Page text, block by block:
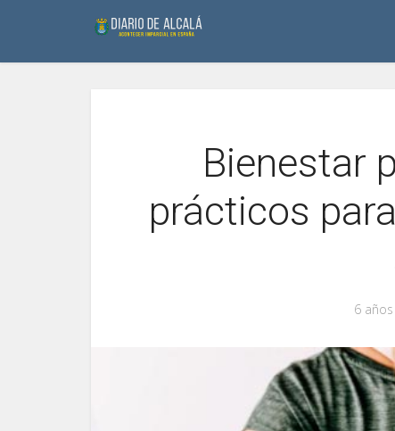
Bienestar
prácticos
6